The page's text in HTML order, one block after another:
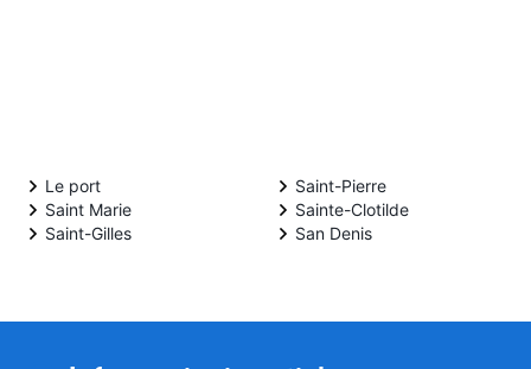
Le port
Saint Marie
Saint-Gilles
Saint-Pierre
Sainte-Clotilde
San Denis